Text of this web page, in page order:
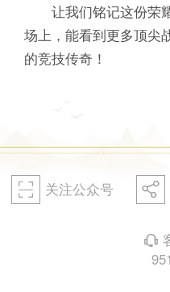
让我们铭记这份荣
场上，能看到更多顶尖
的竞技传奇！
򰀁 关注公众号 򰀂
򰀃